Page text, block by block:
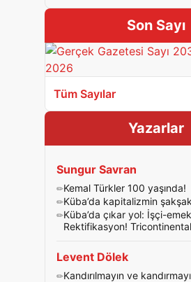
sömürgeciliğe
birleşsin!
Son Sayı
Tüm Sayılar
Yazarlar
Sungur Savran
Kemal Türkler 100 yaşında!
Küba’da kapitalizmin
Küba’da çıkar yol: İşçi-
Rektifikasyon!
Levent Dölek
Kandırılmayın ve